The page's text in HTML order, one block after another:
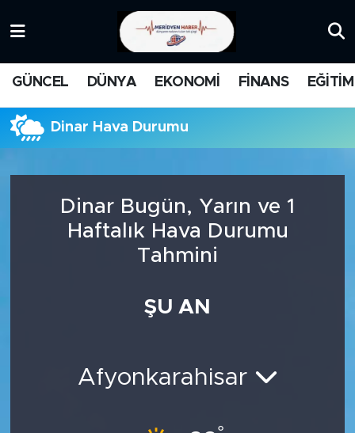
GÜNCEL DÜNYA EKONOMİ FİNANS EĞİTİM
Dinar Hava Durumu
Dinar Bugün, Yarın ve 1
Haftalık Hava Durumu
Tahmini
ŞU AN
Afyonkarahisar
FİNANS
BİLİM-TEKNOLOJİ
Süper Lig Puan Durumu ve Fikstür
Tüm Manşetler
Son Dakika Haberleri